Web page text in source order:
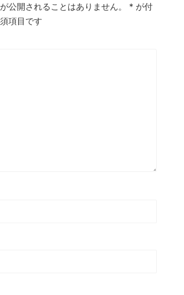
公開されることはありません。 * が付
項目です